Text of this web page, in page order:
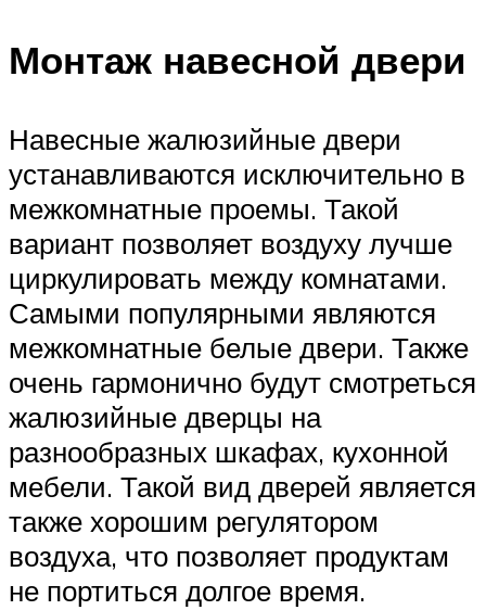
Монтаж навесной двери
Навесные жалюзийные двери
устанавливаются исключительно в
межкомнатные проемы. Такой
вариант позволяет воздуху лучше
циркулировать между комнатами.
Самыми популярными являются
межкомнатные белые двери. Также
очень гармонично будут смотреться
жалюзийные дверцы на
разнообразных шкафах, кухонной
мебели. Такой вид дверей является
также хорошим регулятором
воздуха, что позволяет продуктам
не портиться долгое время.